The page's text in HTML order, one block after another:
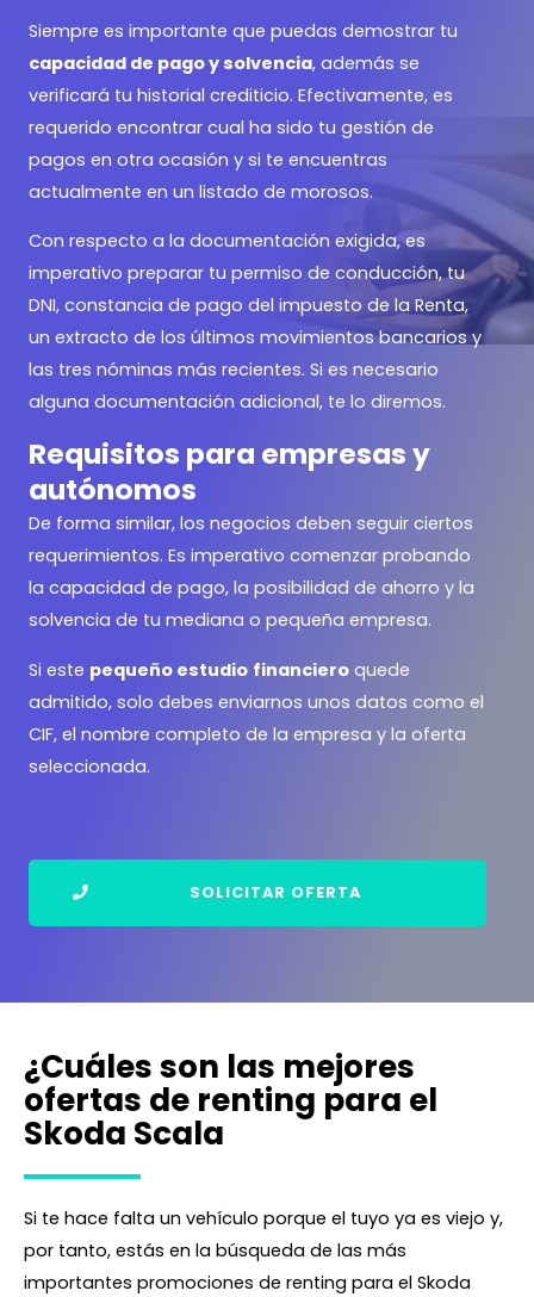
Siempre es importante que puedas demostrar tu
capacidad de pago y solvencia, además se
verificará tu historial crediticio. Efectivamente, es
requerido encontrar cual ha sido tu gestión de
pagos en otra ocasión y si te encuentras
actualmente en un listado de morosos.
Con respecto a la documentación exigida, es
imperativo preparar tu permiso de conducción, tu
DNI, constancia de pago del impuesto de la Renta,
un extracto de los últimos movimientos bancarios y
las tres nóminas más recientes. Si es necesario
alguna documentación adicional, te lo diremos.
Requisitos para empresas y
autónomos
De forma similar, los negocios deben seguir ciertos
requerimientos. Es imperativo comenzar probando
la capacidad de pago, la posibilidad de ahorro y la
solvencia de tu mediana o pequeña empresa.
Si este pequeño estudio financiero quede
admitido, solo debes enviarnos unos datos como el
CIF, el nombre completo de la empresa y la oferta
seleccionada.
SOLICITAR OFERTA
¿Cuáles son las mejores
ofertas de renting para el
Skoda Scala
Si te hace falta un vehículo porque el tuyo ya es viejo y,
por tanto, estás en la búsqueda de las más
importantes promociones de renting para el Skoda